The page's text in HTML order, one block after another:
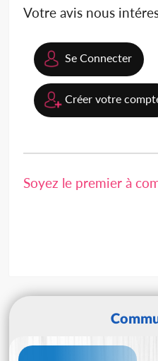
Votre avis nous
Se Connecter
Créer votre
Soyez le premier à